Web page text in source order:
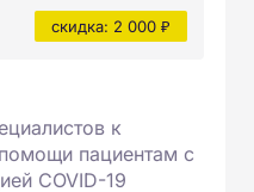
скидка: 2 000 ₽
к
пациентам с
COVID-19